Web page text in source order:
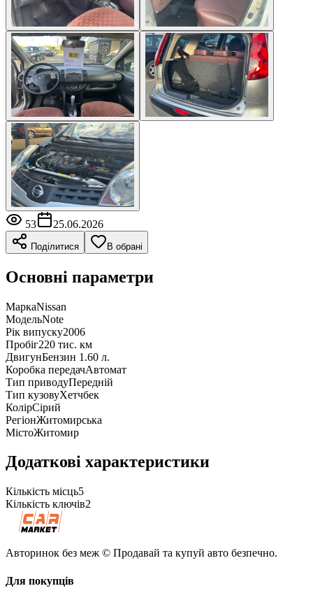
53 25.06.2026
Поділитися В обрані
Основні параметри
МаркаNissan
МодельNote
Рік випуску2006
Пробіг220 тис. км
ДвигунБензин 1.60 л.
Коробка передачАвтомат
Тип приводуПередній
Тип кузовуХетчбек
КолірСірий
РегіонЖитомирська
МістоЖитомир
Додаткові характеристики
Кількість місць5
Кількість ключів2
Авторинок без меж © Продавай та купуй авто безпечно.
Для покупців